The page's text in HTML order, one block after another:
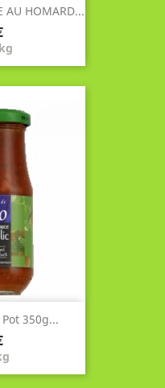
AU HOMARD...
350g...